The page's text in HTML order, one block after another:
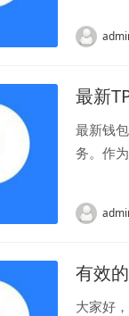
最新
最新钱
务。作
有效
大家好